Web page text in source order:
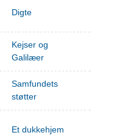
Digte
Kejser og
Galilæer
Samfundets
støtter
Et dukkehjem